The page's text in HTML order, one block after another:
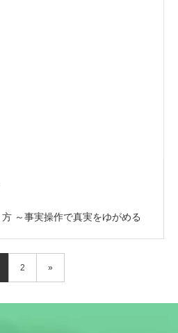
～事実操作で真実をゆがめる
2 »